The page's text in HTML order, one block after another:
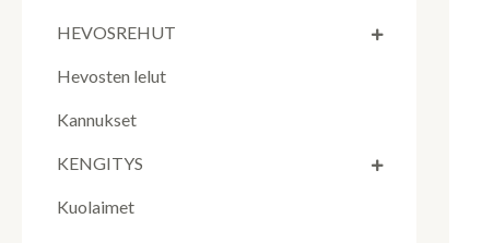
HEVOSREHUT
Hevosten lelut
Kannukset
KENGITYS
Kuolaimet